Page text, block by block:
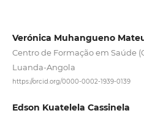
Verónica Muhangueno
Centro de Formação em Saúde
Luanda-Angola
https://orcid.org/0000-0002-1939-0139
Edson Kuatelela Cassinela